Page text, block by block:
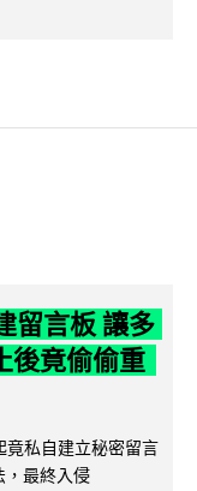
留言板 讓多
後竟偷偷重
私自建立秘密留言
，最終入侵